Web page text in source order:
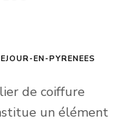
EN-PYRENEES
de coiffure
un élément